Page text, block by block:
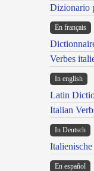
Dizionario
En français
Verbes
In english
Latin
Italian
In Deutsch
Italienische
En español